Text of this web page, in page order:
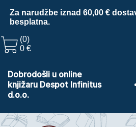
Za narudžbe iznad 60,00 €
besplatna.
(0)
0 €
Dobrodošli u online
knjižaru Despot Infinitus
d.o.o.